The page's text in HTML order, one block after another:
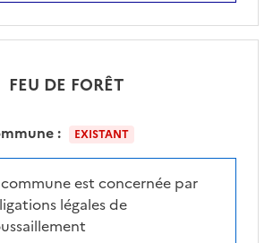
FEU DE FORÊT
: EXISTANT
est concernée par
légales de